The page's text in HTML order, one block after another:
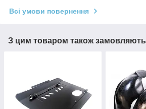
Всі умови повернення
З цим товаром також замовляють